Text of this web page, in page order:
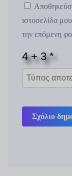
ιστοσελίδα
την επόμενη
Σχόλιο